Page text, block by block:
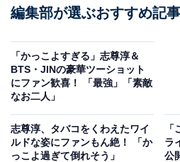
編集部が選ぶおすすめ記事
「かっこよすぎる」志尊淳＆
BTS・JINの豪華ツーショット
にファン歓喜！ 「最強」「素敵
なお二人」
志尊淳、タバコをくわえたワイ
ルドな姿にファンもん絶！ 「か
っこよ過ぎて倒れそう」
ラ
公